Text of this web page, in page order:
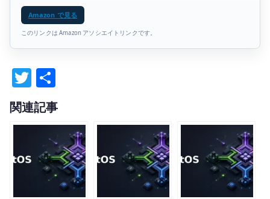
Amazon で見る
このリンクは Amazon アソシエイトリンクです。
T
w
it
te
r
有
関連記事